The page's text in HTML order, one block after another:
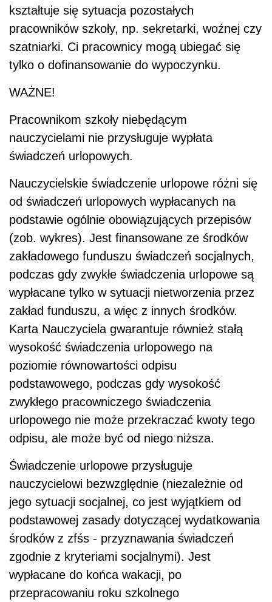
kształtuje się sytuacja pozostałych
pracowników szkoły, np. sekretarki, woźnej czy
szatniarki. Ci pracownicy mogą ubiegać się
tylko o dofinansowanie do wypoczynku.
WAŻNE!
Pracownikom szkoły niebędącym
nauczycielami nie przysługuje wypłata
świadczeń urlopowych.
Nauczycielskie świadczenie urlopowe różni się
od świadczeń urlopowych wypłacanych na
podstawie ogólnie obowiązujących przepisów
(zob. wykres). Jest finansowane ze środków
zakładowego funduszu świadczeń socjalnych,
podczas gdy zwykłe świadczenia urlopowe są
wypłacane tylko w sytuacji nietworzenia przez
zakład funduszu, a więc z innych środków.
Karta Nauczyciela gwarantuje również stałą
wysokość świadczenia urlopowego na
poziomie równowartości odpisu
podstawowego, podczas gdy wysokość
zwykłego pracowniczego świadczenia
urlopowego nie może przekraczać kwoty tego
odpisu, ale może być od niego niższa.
Świadczenie urlopowe przysługuje
nauczycielowi bezwzględnie (niezależnie od
jego sytuacji socjalnej, co jest wyjątkiem od
podstawowej zasady dotyczącej wydatkowania
środków z zfśs - przyznawania świadczeń
zgodnie z kryteriami socjalnymi). Jest
wypłacane do końca wakacji, po
przepracowaniu roku szkolnego